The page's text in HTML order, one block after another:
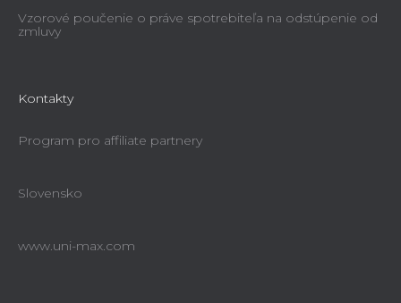
Vzorové poučenie o práve spotrebiteľa na odstúpenie od
zmluvy
Kontakty
Program pro affiliate partnery
Slovensko
www.uni-max.com